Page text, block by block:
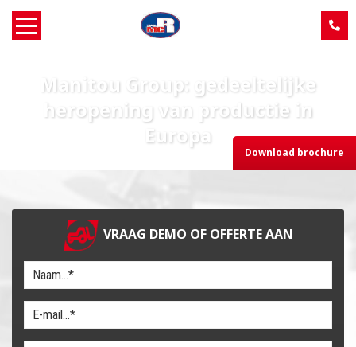
Over MCR
Service
Machine aanbod
Nieuws
Contact
Manitou Group: gedeeltelijke
heropening van productie in
Europa
Download brochure
VRAAG DEMO OF OFFERTE AAN